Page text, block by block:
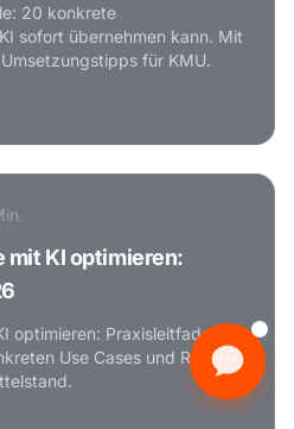
20 konkrete
sofort übernehmen kann. Mit
für KMU.
mit KI optimieren:
optimieren: Praxisleitfaden
Use Cases und ROI-